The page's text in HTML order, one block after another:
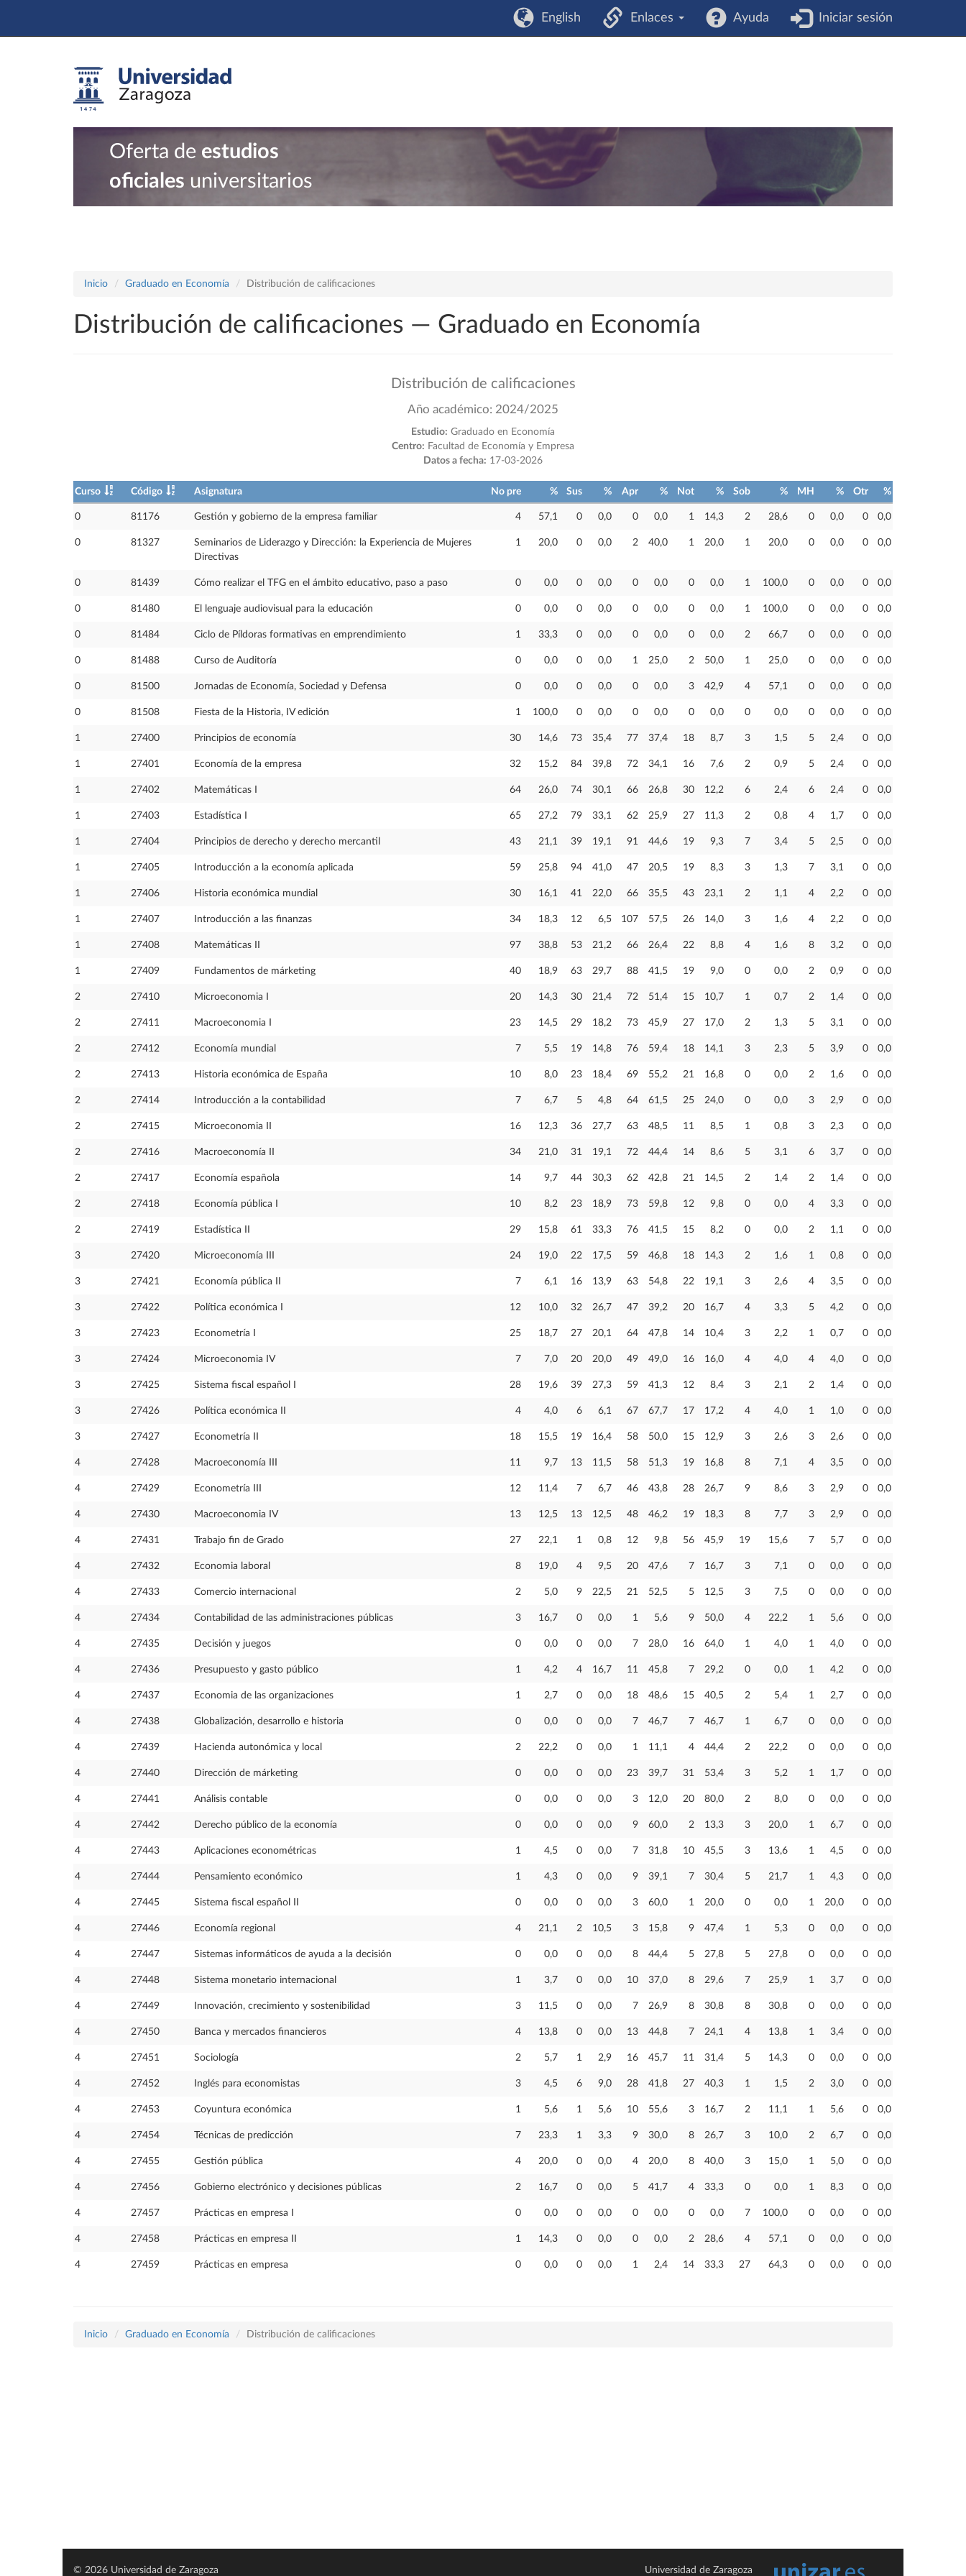
English Enlaces Ayuda Iniciar sesión
Oferta de estudios
oficiales universitarios
Inicio Graduado en Economía Distribución de calificaciones
Distribución de calificaciones — Graduado en Economía
Distribución de calificaciones
Año académico: 2024/2025
Estudio: Graduado en Economía
Centro: Facultad de Economía y Empresa
Datos a fecha: 17-03-2026
Curso Código Asignatura No pre % Sus % Apr % Not % Sob % MH % Otr %
0 81176 Gestión y gobierno de la empresa familiar 4 57,1 0 0,0 0 0,0 1 14,3 2 28,6 0 0,0 0 0,0
0 81327
Seminarios de Liderazgo y Dirección: la Experiencia de Mujeres
Directivas
1 20,0 0 0,0 2 40,0 1 20,0 1 20,0 0 0,0 0 0,0
0 81439 Cómo realizar el TFG en el ámbito educativo, paso a paso 0 0,0 0 0,0 0 0,0 0 0,0 1 100,0 0 0,0 0 0,0
0 81480 El lenguaje audiovisual para la educación 0 0,0 0 0,0 0 0,0 0 0,0 1 100,0 0 0,0 0 0,0
0 81484 Ciclo de Píldoras formativas en emprendimiento 1 33,3 0 0,0 0 0,0 0 0,0 2 66,7 0 0,0 0 0,0
0 81488 Curso de Auditoría 0 0,0 0 0,0 1 25,0 2 50,0 1 25,0 0 0,0 0 0,0
0 81500 Jornadas de Economía, Sociedad y Defensa 0 0,0 0 0,0 0 0,0 3 42,9 4 57,1 0 0,0 0 0,0
0 81508 Fiesta de la Historia, IV edición 1 100,0 0 0,0 0 0,0 0 0,0 0 0,0 0 0,0 0 0,0
1 27400 Principios de economía 30 14,6 73 35,4 77 37,4 18 8,7 3 1,5 5 2,4 0 0,0
1 27401 Economía de la empresa 32 15,2 84 39,8 72 34,1 16 7,6 2 0,9 5 2,4 0 0,0
1 27402 Matemáticas I 64 26,0 74 30,1 66 26,8 30 12,2 6 2,4 6 2,4 0 0,0
1 27403 Estadística I 65 27,2 79 33,1 62 25,9 27 11,3 2 0,8 4 1,7 0 0,0
1 27404 Principios de derecho y derecho mercantil 43 21,1 39 19,1 91 44,6 19 9,3 7 3,4 5 2,5 0 0,0
1 27405 Introducción a la economía aplicada 59 25,8 94 41,0 47 20,5 19 8,3 3 1,3 7 3,1 0 0,0
1 27406 Historia económica mundial 30 16,1 41 22,0 66 35,5 43 23,1 2 1,1 4 2,2 0 0,0
1 27407 Introducción a las finanzas 34 18,3 12 6,5 107 57,5 26 14,0 3 1,6 4 2,2 0 0,0
1 27408 Matemáticas II 97 38,8 53 21,2 66 26,4 22 8,8 4 1,6 8 3,2 0 0,0
1 27409 Fundamentos de márketing 40 18,9 63 29,7 88 41,5 19 9,0 0 0,0 2 0,9 0 0,0
2 27410 Microeconomia I 20 14,3 30 21,4 72 51,4 15 10,7 1 0,7 2 1,4 0 0,0
2 27411 Macroeconomia I 23 14,5 29 18,2 73 45,9 27 17,0 2 1,3 5 3,1 0 0,0
2 27412 Economía mundial 7 5,5 19 14,8 76 59,4 18 14,1 3 2,3 5 3,9 0 0,0
2 27413 Historia económica de España 10 8,0 23 18,4 69 55,2 21 16,8 0 0,0 2 1,6 0 0,0
2 27414 Introducción a la contabilidad 7 6,7 5 4,8 64 61,5 25 24,0 0 0,0 3 2,9 0 0,0
2 27415 Microeconomia II 16 12,3 36 27,7 63 48,5 11 8,5 1 0,8 3 2,3 0 0,0
2 27416 Macroeconomía II 34 21,0 31 19,1 72 44,4 14 8,6 5 3,1 6 3,7 0 0,0
2 27417 Economía española 14 9,7 44 30,3 62 42,8 21 14,5 2 1,4 2 1,4 0 0,0
2 27418 Economía pública I 10 8,2 23 18,9 73 59,8 12 9,8 0 0,0 4 3,3 0 0,0
2 27419 Estadística II 29 15,8 61 33,3 76 41,5 15 8,2 0 0,0 2 1,1 0 0,0
3 27420 Microeconomía III 24 19,0 22 17,5 59 46,8 18 14,3 2 1,6 1 0,8 0 0,0
3 27421 Economía pública II 7 6,1 16 13,9 63 54,8 22 19,1 3 2,6 4 3,5 0 0,0
3 27422 Política económica I 12 10,0 32 26,7 47 39,2 20 16,7 4 3,3 5 4,2 0 0,0
3 27423 Econometría I 25 18,7 27 20,1 64 47,8 14 10,4 3 2,2 1 0,7 0 0,0
3 27424 Microeconomia IV 7 7,0 20 20,0 49 49,0 16 16,0 4 4,0 4 4,0 0 0,0
3 27425 Sistema fiscal español I 28 19,6 39 27,3 59 41,3 12 8,4 3 2,1 2 1,4 0 0,0
3 27426 Política económica II 4 4,0 6 6,1 67 67,7 17 17,2 4 4,0 1 1,0 0 0,0
3 27427 Econometría II 18 15,5 19 16,4 58 50,0 15 12,9 3 2,6 3 2,6 0 0,0
4 27428 Macroeconomía III 11 9,7 13 11,5 58 51,3 19 16,8 8 7,1 4 3,5 0 0,0
4 27429 Econometría III 12 11,4 7 6,7 46 43,8 28 26,7 9 8,6 3 2,9 0 0,0
4 27430 Macroeconomia IV 13 12,5 13 12,5 48 46,2 19 18,3 8 7,7 3 2,9 0 0,0
4 27431 Trabajo fin de Grado 27 22,1 1 0,8 12 9,8 56 45,9 19 15,6 7 5,7 0 0,0
4 27432 Economia laboral 8 19,0 4 9,5 20 47,6 7 16,7 3 7,1 0 0,0 0 0,0
4 27433 Comercio internacional 2 5,0 9 22,5 21 52,5 5 12,5 3 7,5 0 0,0 0 0,0
4 27434 Contabilidad de las administraciones públicas 3 16,7 0 0,0 1 5,6 9 50,0 4 22,2 1 5,6 0 0,0
4 27435 Decisión y juegos 0 0,0 0 0,0 7 28,0 16 64,0 1 4,0 1 4,0 0 0,0
4 27436 Presupuesto y gasto público 1 4,2 4 16,7 11 45,8 7 29,2 0 0,0 1 4,2 0 0,0
4 27437 Economia de las organizaciones 1 2,7 0 0,0 18 48,6 15 40,5 2 5,4 1 2,7 0 0,0
4 27438 Globalización, desarrollo e historia 0 0,0 0 0,0 7 46,7 7 46,7 1 6,7 0 0,0 0 0,0
4 27439 Hacienda autonómica y local 2 22,2 0 0,0 1 11,1 4 44,4 2 22,2 0 0,0 0 0,0
4 27440 Dirección de márketing 0 0,0 0 0,0 23 39,7 31 53,4 3 5,2 1 1,7 0 0,0
4 27441 Análisis contable 0 0,0 0 0,0 3 12,0 20 80,0 2 8,0 0 0,0 0 0,0
4 27442 Derecho público de la economía 0 0,0 0 0,0 9 60,0 2 13,3 3 20,0 1 6,7 0 0,0
4 27443 Aplicaciones econométricas 1 4,5 0 0,0 7 31,8 10 45,5 3 13,6 1 4,5 0 0,0
4 27444 Pensamiento económico 1 4,3 0 0,0 9 39,1 7 30,4 5 21,7 1 4,3 0 0,0
4 27445 Sistema fiscal español II 0 0,0 0 0,0 3 60,0 1 20,0 0 0,0 1 20,0 0 0,0
4 27446 Economía regional 4 21,1 2 10,5 3 15,8 9 47,4 1 5,3 0 0,0 0 0,0
4 27447 Sistemas informáticos de ayuda a la decisión 0 0,0 0 0,0 8 44,4 5 27,8 5 27,8 0 0,0 0 0,0
4 27448 Sistema monetario internacional 1 3,7 0 0,0 10 37,0 8 29,6 7 25,9 1 3,7 0 0,0
4 27449 Innovación, crecimiento y sostenibilidad 3 11,5 0 0,0 7 26,9 8 30,8 8 30,8 0 0,0 0 0,0
4 27450 Banca y mercados financieros 4 13,8 0 0,0 13 44,8 7 24,1 4 13,8 1 3,4 0 0,0
4 27451 Sociología 2 5,7 1 2,9 16 45,7 11 31,4 5 14,3 0 0,0 0 0,0
4 27452 Inglés para economistas 3 4,5 6 9,0 28 41,8 27 40,3 1 1,5 2 3,0 0 0,0
4 27453 Coyuntura económica 1 5,6 1 5,6 10 55,6 3 16,7 2 11,1 1 5,6 0 0,0
4 27454 Técnicas de predicción 7 23,3 1 3,3 9 30,0 8 26,7 3 10,0 2 6,7 0 0,0
4 27455 Gestión pública 4 20,0 0 0,0 4 20,0 8 40,0 3 15,0 1 5,0 0 0,0
4 27456 Gobierno electrónico y decisiones públicas 2 16,7 0 0,0 5 41,7 4 33,3 0 0,0 1 8,3 0 0,0
4 27457 Prácticas en empresa I 0 0,0 0 0,0 0 0,0 0 0,0 7 100,0 0 0,0 0 0,0
4 27458 Prácticas en empresa II 1 14,3 0 0,0 0 0,0 2 28,6 4 57,1 0 0,0 0 0,0
4 27459 Prácticas en empresa 0 0,0 0 0,0 1 2,4 14 33,3 27 64,3 0 0,0 0 0,0
Inicio Graduado en Economía Distribución de calificaciones
© 2026 Universidad de Zaragoza Universidad de Zaragoza